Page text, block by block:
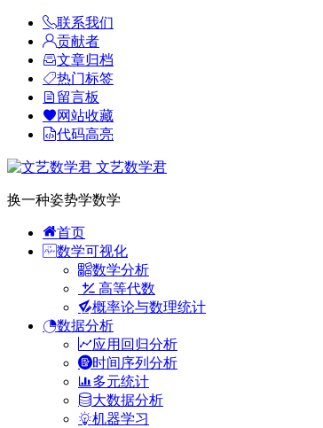
联系我们
贡献者
文章归档
热门标签
留言板
网站收藏
代码高亮
文艺数学君
换一种姿势学数学
首页
数学可视化
数学分析
高等代数
概率论与数理统计
数据分析
应用回归分析
时间序列分析
多元统计
大数据分析
机器学习